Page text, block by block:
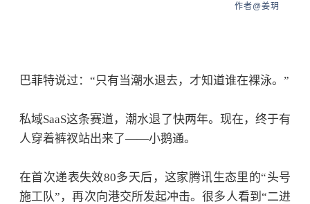
作者@姜玥
巴菲特说过： “只有当潮水退去，才知道谁在裸泳。”
私域SaaS这条赛道，潮水退了快两年。现在，终于有
人穿着裤衩站出来了——小鹅通。
在首次递表失效80多天后，这家腾讯生态里的“头号
施工队”，再次向港交所发起冲击。很多人看到“二进